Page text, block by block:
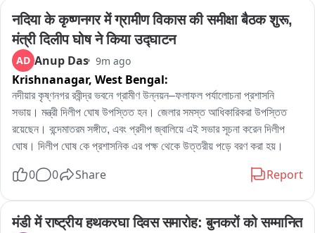
यात्रा में हजारों हजार लोगों शामिल हुए है। बसपा विधायक उमा शंकर सिंह
के अंतिम दर्शन को आये बेलथरारोड विधान सभा से सुभासपा के विधायक हंसु
राम ने कहा कि उमा शंकर सिंह के पुत्र अगर राजनीति में आते है तो वो अपने
पिता के नक़्शे कदम पर चलेंगे। यहाँ पर मैं उमा शंकर जी को श्रद्धांजलि देने
के लिए आया हुआ था। यहाँ पर उमादा जन सैलाब इस बात का द्योतक है की
उमा शंकर सिंह कितना लोकप्रिय थे। वे सर्व समाज के साथ साथ दलित
शोषित पीड़ित सभी के वो नेता थे। हम लोगों के साथ विधान सभा में रहते थे.
विधान सभा में भी सबके साथ वही मधुरता वही सहजता दिखाती थी. हमेशा
एक दूसरे का हल चाल जानकर उनकी मदद करने की कोशिश करते थे। वह
लड़ते है तो वे निश्चय ही पिता के नक़्शे कदम पर चलेंगे और इस क्षेत्र का
नदिया के कृष्णनगर में ग्रामीण विकास की समीक्षा बैठक शुरू,
मंत्री दिलीप घोष ने किया उद्घाटन
AD Anup Das 9m ago
Krishnanagar, West Bengal:
নদীয়ার কৃষ্ণনগর রবীন্দ্র ভবনে গ্রামীণ উন্নয়ন–ফলাফল পর্যালোচনা প্রশাসনি
সভায়। মন্ত্রী দিলীপ ঘোষ উপস্তিত হন। জেলার সমস্ত আধিকারিকরা উপস্তিত
রয়েছেন। বন্দেমাতরম সঙ্গীত, এবং প্রদীপ জ্বালিয়ে এই সভার সূচনা করেন দিলীপ
ঘোষ। দিলীপ ঘোষ কে প্রশাসনিক এর পক্ষ থেকে উত্তরীয় পড়ে বরণ করা হয়।
0 0 Share Report
मंडी में राष्ट्रीय हथकरघा दिवस समारोह: बुनकरों को सम्मानित